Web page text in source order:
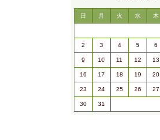
日 月 火 水 木
2 3 4 5 6
9 10 11 12 13
16 17 18 19 20
23 24 25 26 27
30 31